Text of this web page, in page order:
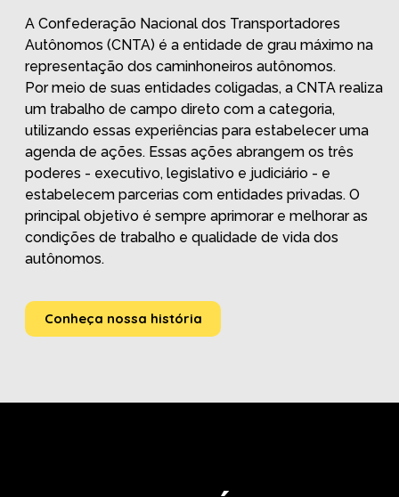
A Confederação Nacional dos Transportadores
Autônomos (CNTA) é a entidade de grau máximo na
representação dos caminhoneiros autônomos.
Por meio de suas entidades coligadas, a CNTA realiza
um trabalho de campo direto com a categoria,
utilizando essas experiências para estabelecer uma
agenda de ações. Essas ações abrangem os três
poderes - executivo, legislativo e judiciário - e
estabelecem parcerias com entidades privadas. O
principal objetivo é sempre aprimorar e melhorar as
condições de trabalho e qualidade de vida dos
autônomos.
Conheça nossa história